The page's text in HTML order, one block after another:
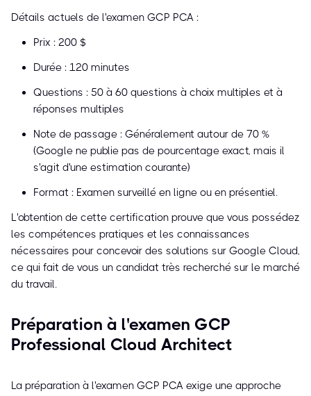
Détails actuels de l'examen GCP PCA :
Prix : 200 $
Durée : 120 minutes
Questions : 50 à 60 questions à choix multiples et à
réponses multiples
Note de passage : Généralement autour de 70 %
(Google ne publie pas de pourcentage exact, mais il
s'agit d'une estimation courante)
Format : Examen surveillé en ligne ou en présentiel.
L'obtention de cette certification prouve que vous possédez
les compétences pratiques et les connaissances
nécessaires pour concevoir des solutions sur Google Cloud,
ce qui fait de vous un candidat très recherché sur le marché
du travail.
Préparation à l'examen GCP
Professional Cloud Architect
La préparation à l'examen GCP PCA exige une approche